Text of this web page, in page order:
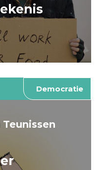
Democratie